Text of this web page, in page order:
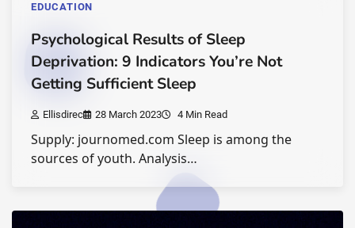
EDUCATION
Psychological Results of Sleep
Deprivation: 9 Indicators You’re Not
Getting Sufficient Sleep
Ellisdirec 28 March 2023 4 Min Read
Supply: journomed.com Sleep is among the
sources of youth. Analysis…